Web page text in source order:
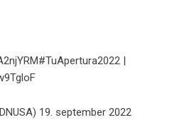
#TuApertura2022 |
19. september 2022